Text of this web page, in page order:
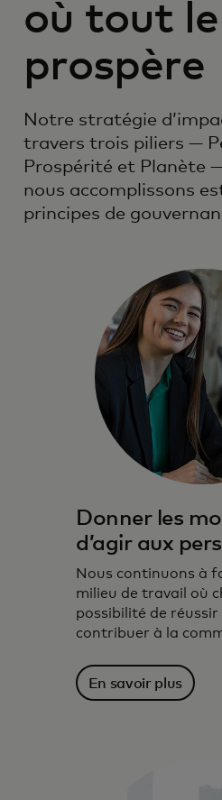
où tout
prospère
Notre stratégie
travers trois piliers —
Prospérité et Planète
nous accomplissons
principes de
Donner les
d’agir aux
Nous continuons à
milieu de travail où
possibilité de réussir
contribuer à la
En savoir plus